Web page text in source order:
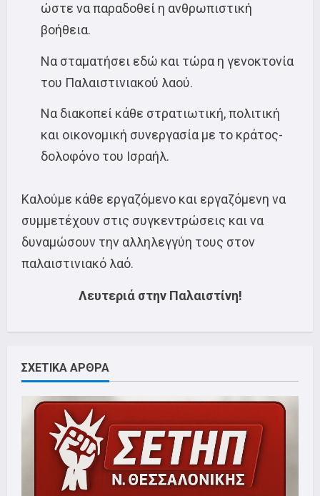
ώστε να παραδοθεί η ανθρωπιστική
βοήθεια.
Να σταματήσει εδώ και τώρα η γενοκτονία
του Παλαιστινιακού λαού.
Να διακοπεί κάθε στρατιωτική, πολιτική
και οικονομική συνεργασία με το κράτος-
δολοφόνο του Ισραήλ.
Καλούμε κάθε εργαζόμενο και εργαζόμενη να
συμμετέχουν στις συγκεντρώσεις και να
δυναμώσουν την αλληλεγγύη τους στον
παλαιστινιακό λαό.
Λευτεριά στην Παλαιστίνη!
ΣΧΕΤΙΚΑ ΑΡΘΡΑ